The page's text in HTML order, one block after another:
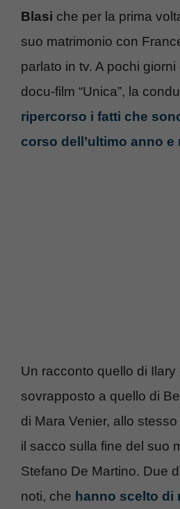
Blasi che per la prima
suo matrimonio con
parlato in tv. A pochi giorni
docu-film “Unica”, la
ripercorso i fatti che
corso dell’ultimo anno e
Un racconto quello di Ilary
sovrapposto a quello di
di Mara Venier, allo
il sacco sulla fine del suo
Stefano De Martino. Due
noti, che hanno scelto di